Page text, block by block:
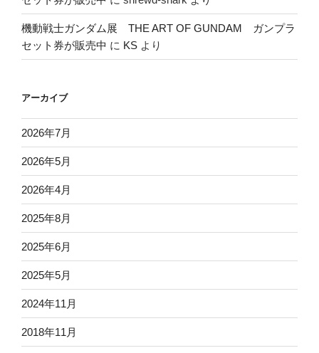
機動戦士ガンダム展 THE ART OF GUNDAM ガンプラ
セット券が販売中 に KS より
アーカイブ
2026年7月
2026年5月
2026年4月
2025年8月
2025年6月
2025年5月
2024年11月
2018年11月